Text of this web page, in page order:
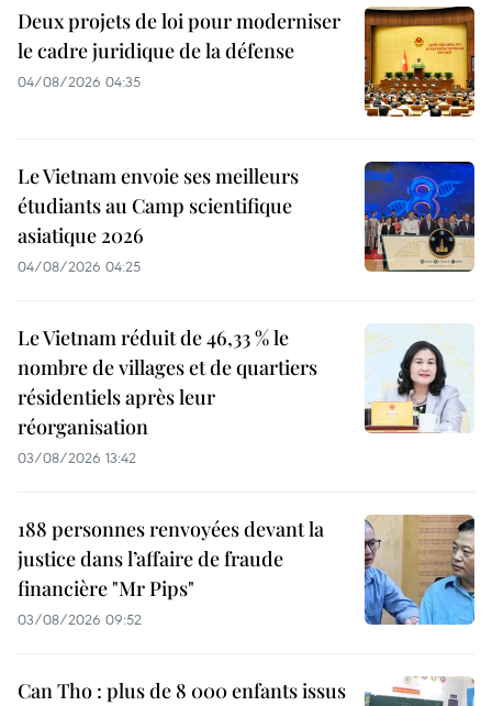
Deux projets de loi pour moderniser
le cadre juridique de la défense
04/08/2026 04:35
Le Vietnam envoie ses meilleurs
étudiants au Camp scientifique
asiatique 2026
04/08/2026 04:25
Le Vietnam réduit de 46,33 % le
nombre de villages et de quartiers
résidentiels après leur
réorganisation
03/08/2026 13:42
188 personnes renvoyées devant la
justice dans l’affaire de fraude
financière "Mr Pips"
03/08/2026 09:52
Can Tho : plus de 8 000 enfants issus